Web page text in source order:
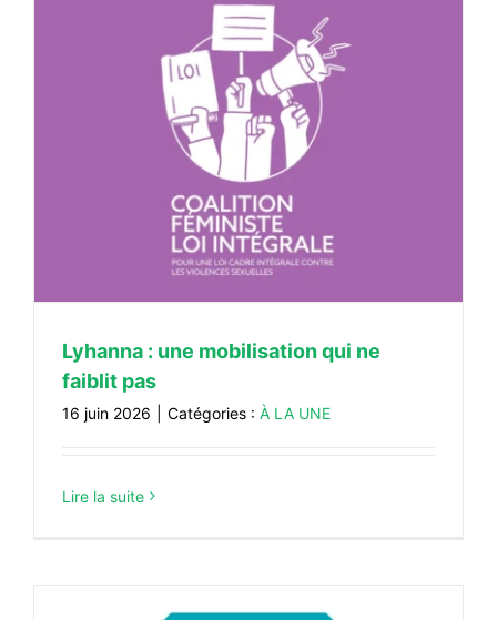
Lyhanna : une mobilisation qui ne
faiblit pas
16 juin 2026 Catégories : À LA UNE
Lire la suite